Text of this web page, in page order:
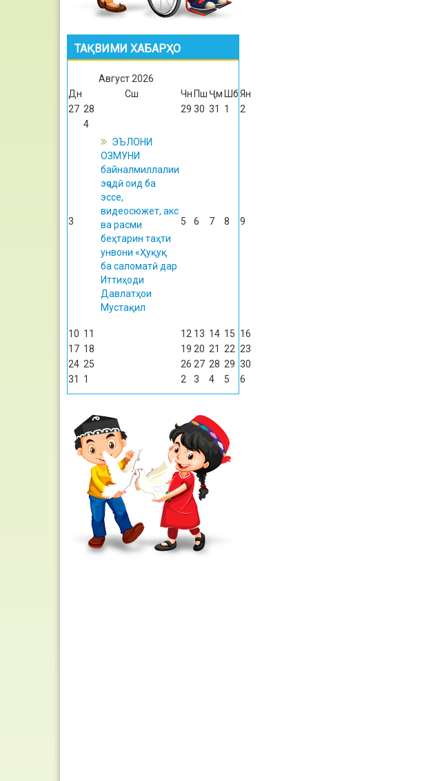
ТАҚВИМИ ХАБАРҲО
Август 2026
Дн
Сш Чн Пш Ҷм ШбЯн
27 28 29 30 31 1 2
3
4
ЭЪЛОНИ
ОЗМУНИ
байналмиллалии
эҷодӣ оид ба
эссе,
видеосюжет, акс
ва расми
беҳтарин таҳти
унвони «Ҳуқуқ
ба саломатӣ дар
Иттиҳоди
Давлатҳои
Мустақил
5 6 7 8 9
10 11 12 13 14 15 16
17 18 19 20 21 22 23
24 25 26 27 28 29 30
31
1 2 3 4 5 6